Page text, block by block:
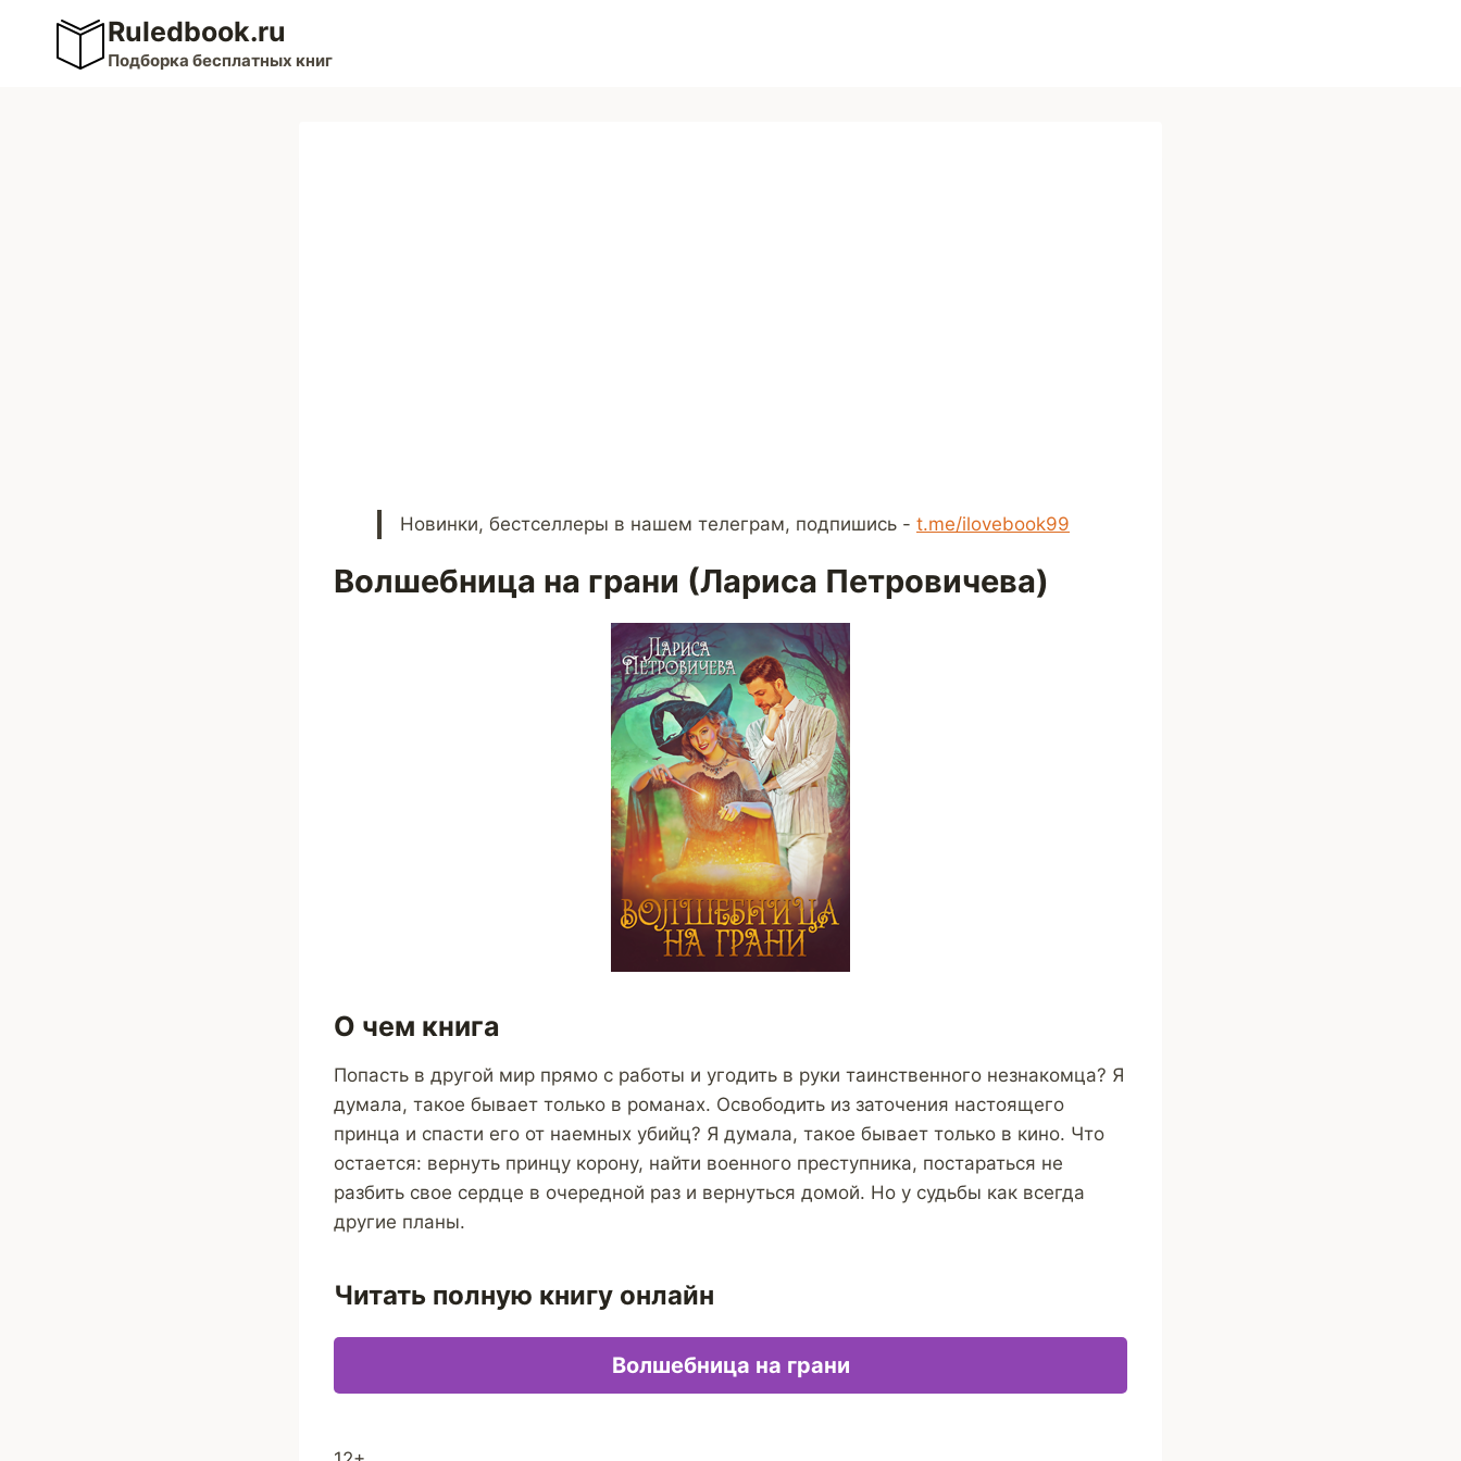
Перейти
содержимому
Ruledbook.ru
Подборка бесплатных книг
Новинки, бестселлеры в нашем телеграм, подпишись - t.me/ilovebook99
Волшебница на грани (Лариса Петровичева)
О чем книга
Попасть в другой мир прямо с работы и угодить в руки таинственного незнакомца? Я
думала, такое бывает только в романах. Освободить из заточения настоящего
принца и спасти его от наемных убийц? Я думала, такое бывает только в кино. Что
остается: вернуть принцу корону, найти военного преступника, постараться не
разбить свое сердце в очередной раз и вернуться домой. Но у судьбы как всегда
другие планы.
Читать полную книгу онлайн
Волшебница на грани